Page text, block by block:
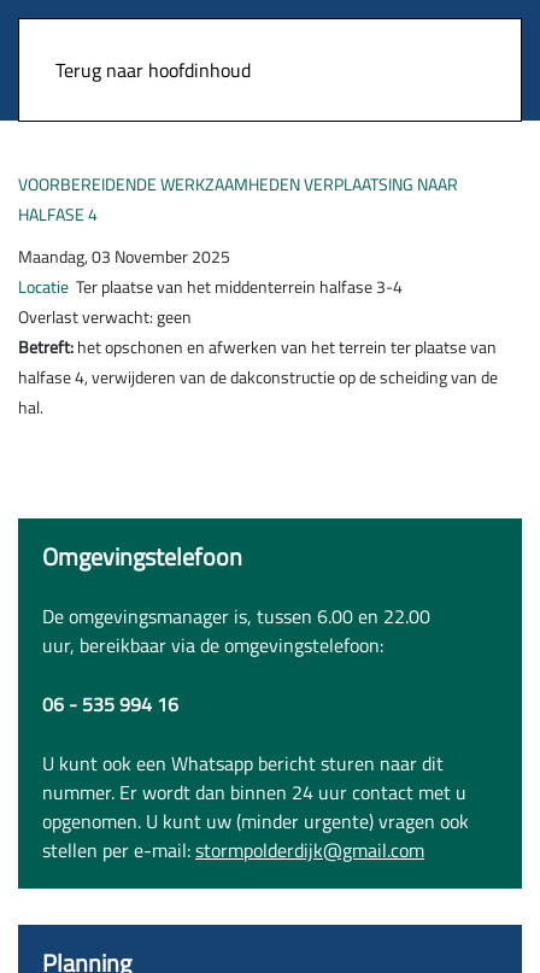
Terug naar hoofdinhoud
VOORBEREIDENDE WERKZAAMHEDEN VERPLAATSING NAAR
HALFASE 4
Maandag, 03 November 2025
Locatie Ter plaatse van het middenterrein halfase 3-4
Overlast verwacht: geen
Betreft:het opschonen en afwerken van het terrein ter plaatse van
halfase 4, verwijderen van de dakconstructie op de scheiding van de
hal.
Omgevingstelefoon
De omgevingsmanager is, tussen 6.00 en 22.00
uur, bereikbaar via de omgevingstelefoon:
06 - 535 994 16
U kunt ook een Whatsapp bericht sturen naar dit
nummer. Er wordt dan binnen 24 uur contact met u
opgenomen. U kunt uw (minder urgente) vragen ook
stellen per e-mail:stormpolderdijk@gmail.com
Planning